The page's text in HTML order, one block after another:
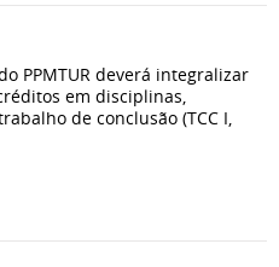
PPMTUR deverá integralizar
em disciplinas,
de conclusão (TCC I,